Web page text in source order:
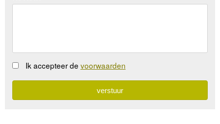
Ik accepteer de voorwaarden